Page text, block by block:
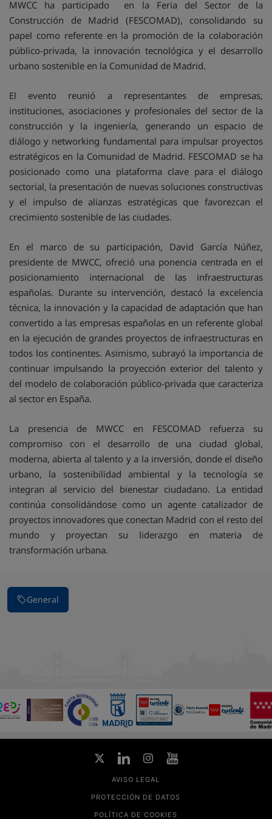
MWCC ha participado en la Feria del Sector de la
Construcción de Madrid (FESCOMAD), consolidando su
papel como referente en la promoción de la colaboración
público-privada, la innovación tecnológica y el desarrollo
urbano sostenible en la Comunidad de Madrid.
El evento reunió a representantes de empresas,
instituciones, asociaciones y profesionales del sector de la
construcción y la ingeniería, generando un espacio de
diálogo y networking fundamental para impulsar proyectos
estratégicos en la Comunidad de Madrid. FESCOMAD se ha
posicionado como una plataforma clave para el diálogo
sectorial, la presentación de nuevas soluciones constructivas
y el impulso de alianzas estratégicas que favorezcan el
crecimiento sostenible de las ciudades.
En el marco de su participación, David García Núñez,
presidente de MWCC, ofreció una ponencia centrada en el
posicionamiento internacional de las infraestructuras
españolas. Durante su intervención, destacó la excelencia
técnica, la innovación y la capacidad de adaptación que han
convertido a las empresas españolas en un referente global
en la ejecución de grandes proyectos de infraestructuras en
todos los continentes. Asimismo, subrayó la importancia de
continuar impulsando la proyección exterior del talento y
del modelo de colaboración público-privada que caracteriza
al sector en España.
La presencia de MWCC en FESCOMAD refuerza su
compromiso con el desarrollo de una ciudad global,
moderna, abierta al talento y a la inversión, donde el diseño
urbano, la sostenibilidad ambiental y la tecnología se
integran al servicio del bienestar ciudadano. La entidad
continúa consolidándose como un agente catalizador de
proyectos innovadores que conectan Madrid con el resto del
mundo y proyectan su liderazgo en materia de
transformación urbana.
General
AVISO LEGAL
PROTECCIÓN DE DATOS
POLÍTICA DE COOKIES